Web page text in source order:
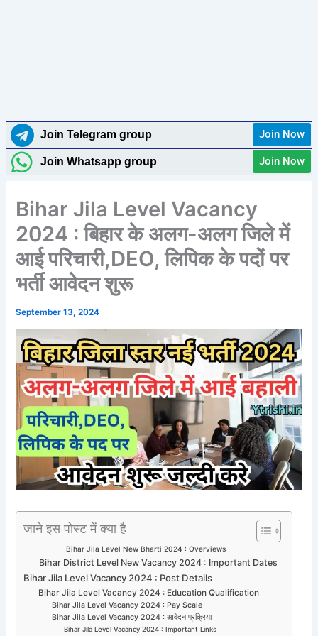
Join Telegram group Join Now
Join Whatsapp group Join Now
Bihar Jila Level Vacancy
2024 : बिहार के अलग-अलग जिले में
आई परिचारी,DEO, लिपिक के पदों पर
भर्ती आवेदन शुरू
September 13, 2024
जाने इस पोस्ट में क्या है
Bihar Jila Level New Bharti 2024 : Overviews
Bihar District Level New Vacancy 2024 : Important Dates
Bihar Jila Level Vacancy 2024 : Post Details
Bihar Jila Level Vacancy 2024 : Education Qualification
Bihar Jila Level Vacancy 2024 : Pay Scale
Bihar Jila Level Vacancy 2024 : आवेदन प्रक्रिया
Bihar Jila Level Vacancy 2024 : Important Links